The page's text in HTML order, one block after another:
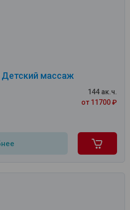
Детский массаж
144 ак.ч.
от 11700 ₽